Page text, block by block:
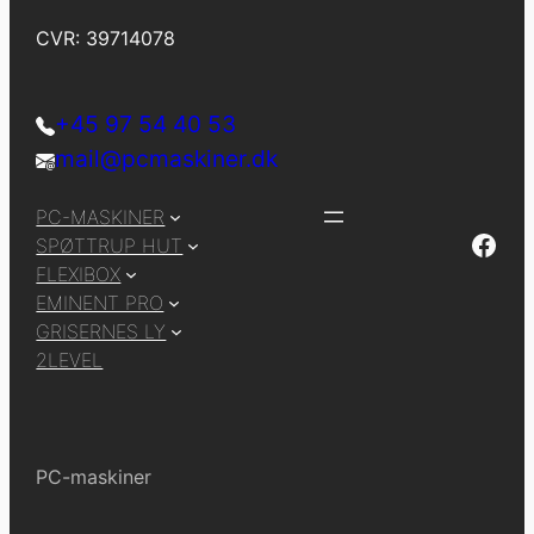
CVR: 39714078
+45 97 54 40 53
mail@pcmaskiner.dk
PC-MASKINER
SPØTTRUP HUT
FLEXIBOX
EMINENT PRO
GRISERNES LY
2LEVEL
Facebook
PC-maskiner